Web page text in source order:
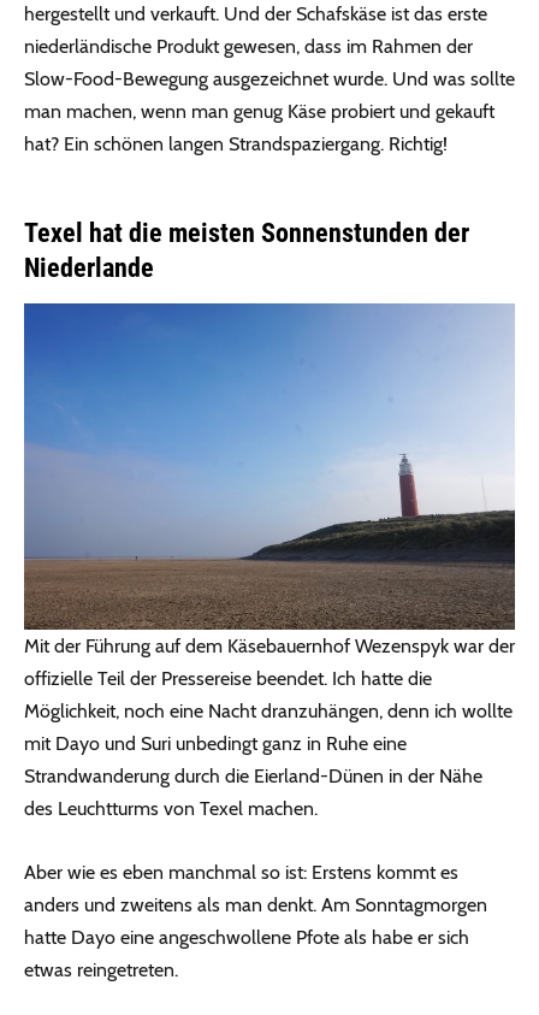
hergestellt und verkauft. Und der Schafskäse ist das erste
niederländische Produkt gewesen, dass im Rahmen der
Slow-Food-Bewegung ausgezeichnet wurde. Und was sollte
man machen, wenn man genug Käse probiert und gekauft
hat? Ein schönen langen Strandspaziergang. Richtig!
Texel hat die meisten Sonnenstunden der
Niederlande
Mit der Führung auf dem Käsebauernhof Wezenspyk war der
offizielle Teil der Pressereise beendet. Ich hatte die
Möglichkeit, noch eine Nacht dranzuhängen, denn ich wollte
mit Dayo und Suri unbedingt ganz in Ruhe eine
Strandwanderung durch die Eierland-Dünen in der Nähe
des Leuchtturms von Texel machen.
Aber wie es eben manchmal so ist: Erstens kommt es
anders und zweitens als man denkt. Am Sonntagmorgen
hatte Dayo eine angeschwollene Pfote als habe er sich
etwas reingetreten.